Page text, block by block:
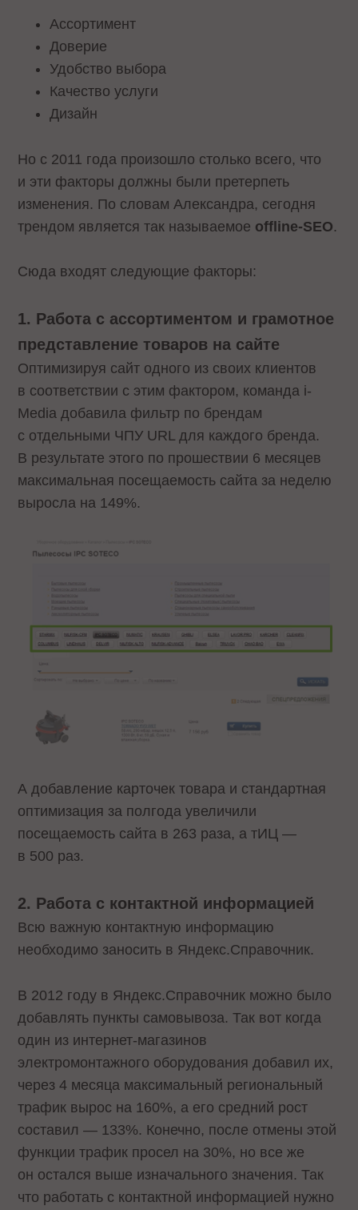
Ассортимент
Доверие
Удобство выбора
Качество услуги
Дизайн
Но с 2011 года произошло столько всего, что
и эти факторы должны были претерпеть
изменения. По словам Александра, сегодня
трендом является так называемое offline-SEO.
Сюда входят следующие факторы:
1. Работа с ассортиментом и грамотное
представление товаров на сайте
Оптимизируя сайт одного из своих клиентов
в соответствии с этим фактором, команда i-
Media добавила фильтр по брендам
с отдельными ЧПУ URL для каждого бренда.
В результате этого по прошествии 6 месяцев
максимальная посещаемость сайта за неделю
выросла на 149%.
А добавление карточек товара и стандартная
оптимизация за полгода увеличили
посещаемость сайта в 263 раза, а тИЦ —
в 500 раз.
2. Работа с контактной информацией
Всю важную контактную информацию
необходимо заносить в Яндекс.Справочник.
В 2012 году в Яндекс.Справочник можно было
добавлять пункты самовывоза. Так вот когда
один из интернет-магазинов
электромонтажного оборудования добавил их,
через 4 месяца максимальный региональный
трафик вырос на 160%, а его средний рост
составил — 133%. Конечно, после отмены этой
функции трафик просел на 30%, но все же
он остался выше изначального значения. Так
что работать с контактной информацией нужно